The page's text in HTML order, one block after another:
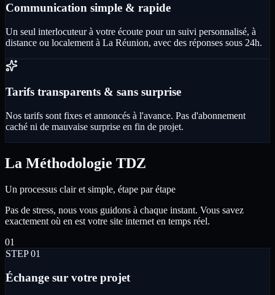
Communication simple & rapide
Un seul interlocuteur à votre écoute pour un suivi personnalisé, à
distance ou localement à La Réunion, avec des réponses sous 24h.
Tarifs transparents & sans surprise
Nos tarifs sont fixes et annoncés à l'avance. Pas d'abonnement
caché ni de mauvaise surprise en fin de projet.
La Méthodologie TDZ
Un processus clair et simple, étape par étape
Pas de stress, nous vous guidons à chaque instant. Vous savez
exactement où en est votre site internet en temps réel.
01
STEP 01
Échange sur votre projet